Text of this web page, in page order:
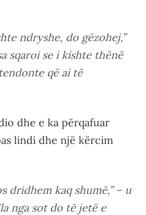
ndryshe, do gëzohej,”
sqaroi se i kishte thënë
që ai të
dhe e ka përqafuar
lindi dhe një kërcim
dridhem kaq shumë,” – u
nga sot do të jetë e